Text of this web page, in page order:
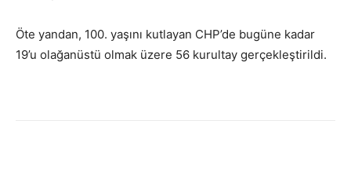
Öte yandan, 100. yaşını kutlayan CHP’de bugüne kadar
19’u olağanüstü olmak üzere 56 kurultay gerçekleştirildi.